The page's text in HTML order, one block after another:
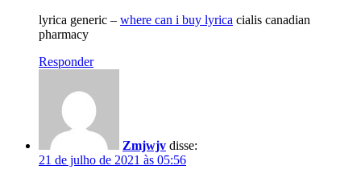
lyrica generic – where can i buy lyrica cialis canadian
pharmacy
Responder
Zmjwjv disse:
21 de julho de 2021 às 05:56